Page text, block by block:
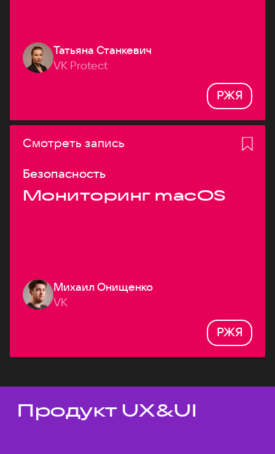
Татьяна Станкевич
VK Protect
РЖЯ
Смотреть запись
Безопасность
Мониторинг macOS
Михаил Онищенко
VK
РЖЯ
Темы докладов
Продукт UX&UI